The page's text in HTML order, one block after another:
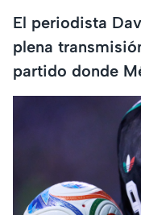
El periodista
plena
partido donde